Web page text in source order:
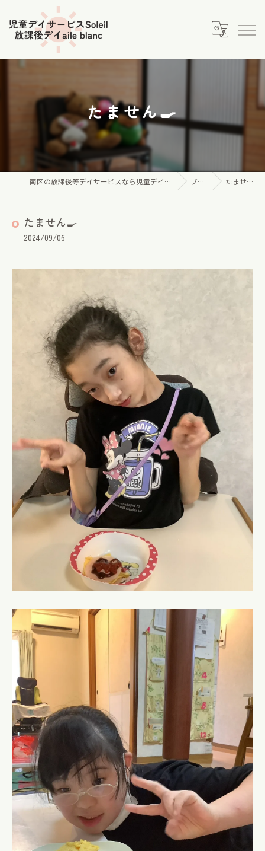
たません🍳
南区の放課後等デイサービスなら児童デイサービス Soleil ブログ たません🍳
たません🍳
2024/09/06